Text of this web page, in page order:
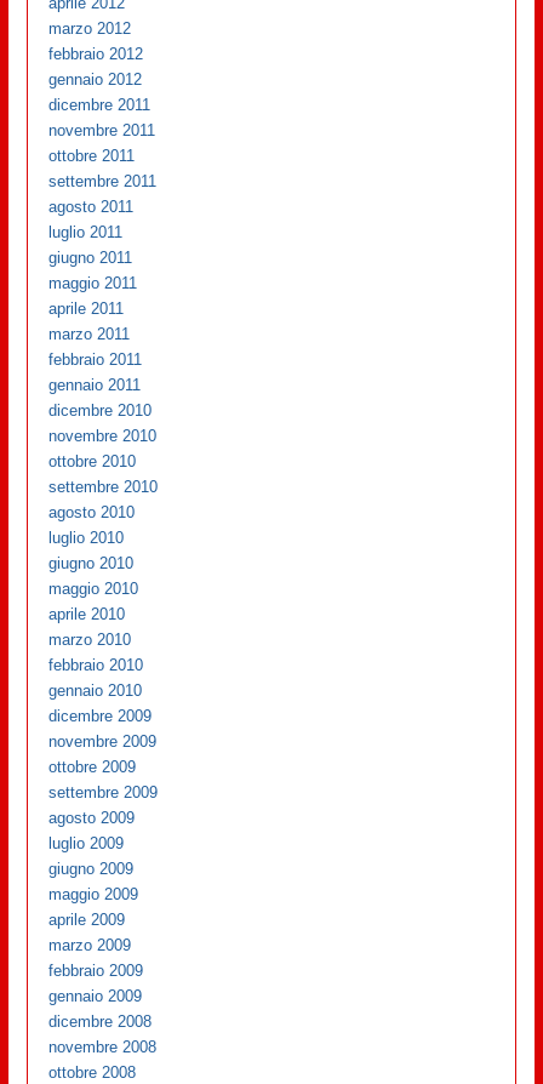
marzo 2012
febbraio 2012
gennaio 2012
dicembre 2011
novembre 2011
ottobre 2011
settembre 2011
agosto 2011
luglio 2011
giugno 2011
maggio 2011
aprile 2011
marzo 2011
febbraio 2011
gennaio 2011
dicembre 2010
novembre 2010
ottobre 2010
settembre 2010
agosto 2010
luglio 2010
giugno 2010
maggio 2010
aprile 2010
marzo 2010
febbraio 2010
gennaio 2010
dicembre 2009
novembre 2009
ottobre 2009
settembre 2009
agosto 2009
luglio 2009
giugno 2009
maggio 2009
aprile 2009
marzo 2009
febbraio 2009
gennaio 2009
dicembre 2008
novembre 2008
ottobre 2008